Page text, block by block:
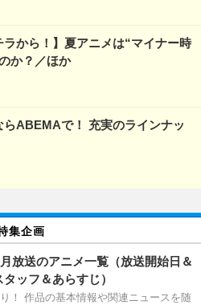
ラから！】夏アニメは“マイナー時
か？／ほか
らABEMAで！ 充実のラインナッ
集企画
月放送のアニメ一覧（放送開始日＆
ッフ＆あらすじ）
！ 作品の基本情報や関連ニュースを随